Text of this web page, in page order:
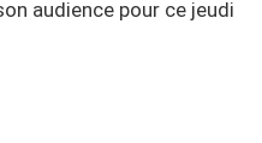
audience pour ce jeudi